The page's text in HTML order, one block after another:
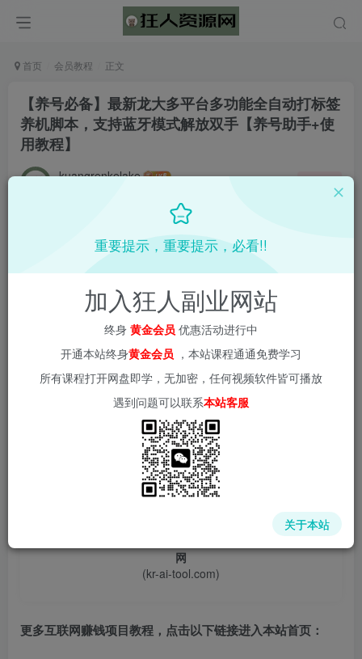
首页 会员教程 正文
【养号必备】最新龙大多平台多功能全自动打标签
养机脚本，支持蓝牙模式解放双手【养号助手+使
用教程】
kuangrenkelake
📌 1000➕互联网副业项目教程，更多网赚项目，点击以下
中赚网 - 分享各大收费VIP网赚项目和创业教程 - 狂人资源
网
(kr-ai-tool.com)
更多互联网赚钱项目教程，点击以下链接进入本站首页 ：
重要提示，重要提示，必看!!
加入狂人副业网站
终身 黄金会员 优惠活动进行中
开通本站终身黄金会员 ，本站课程通通免费学习
所有课程打开网盘即学，无加密，任何视频软件皆可播放
遇到问题可以联系本站客服
关于本站